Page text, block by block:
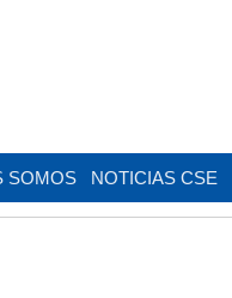
SOMOS NOTICIAS CSE